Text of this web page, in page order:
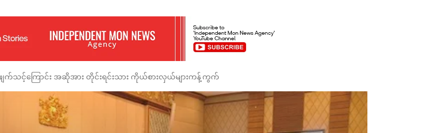
ျက်သင့်ကြောင်း အဆိုအား တိုင်းရင်းသား ကိုယ်စားလှယ်များကန့်ကွက်